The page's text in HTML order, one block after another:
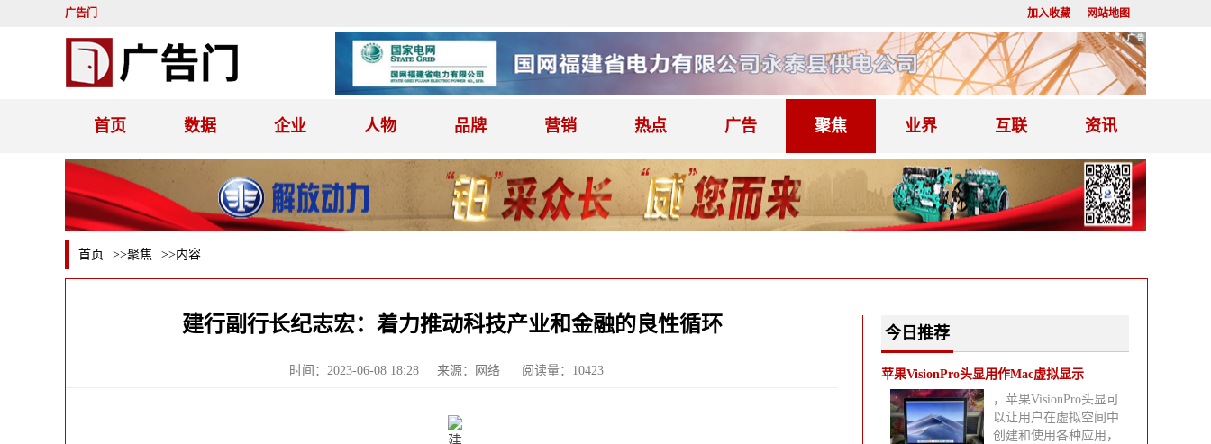
广告门 加入收藏 网站地图
首页 数据 企业 人物 品牌 营销 热点 广告 聚焦 业界 互联 资讯
首页 >>聚焦 >>内容
建行副行长纪志宏：着力推动科技产业和金融的良性循环
时间：2023-06-08 18:28 来源：网络 阅读量：10423
今日推荐
苹果VisionPro头显用作Mac虚拟显示
，苹果VisionPro头显可
以让用户在虚拟空间中
创建和使用各种应用，